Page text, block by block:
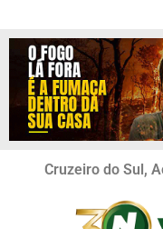
Cruzeiro do Sul,